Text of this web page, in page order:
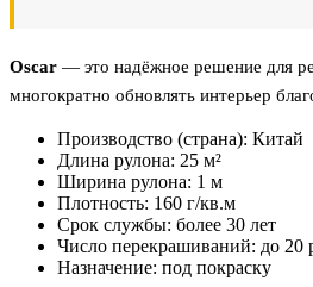
Oscar — это надёжное решение для
многократно обновлять интерьер
Производство (страна): Китай
Длина рулона: 25 м²
Ширина рулона: 1 м
Плотность: 160 г/кв.м
Срок службы: более 30 лет
Число перекрашиваний: до 20
Назначение: под покраску